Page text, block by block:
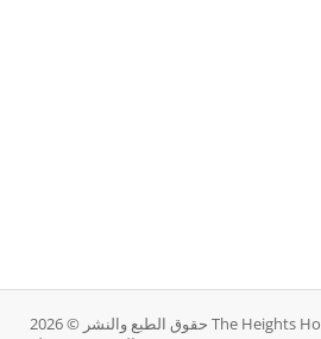
حقوق الطبع والنشر © 2026 The Heights Hosting Company.